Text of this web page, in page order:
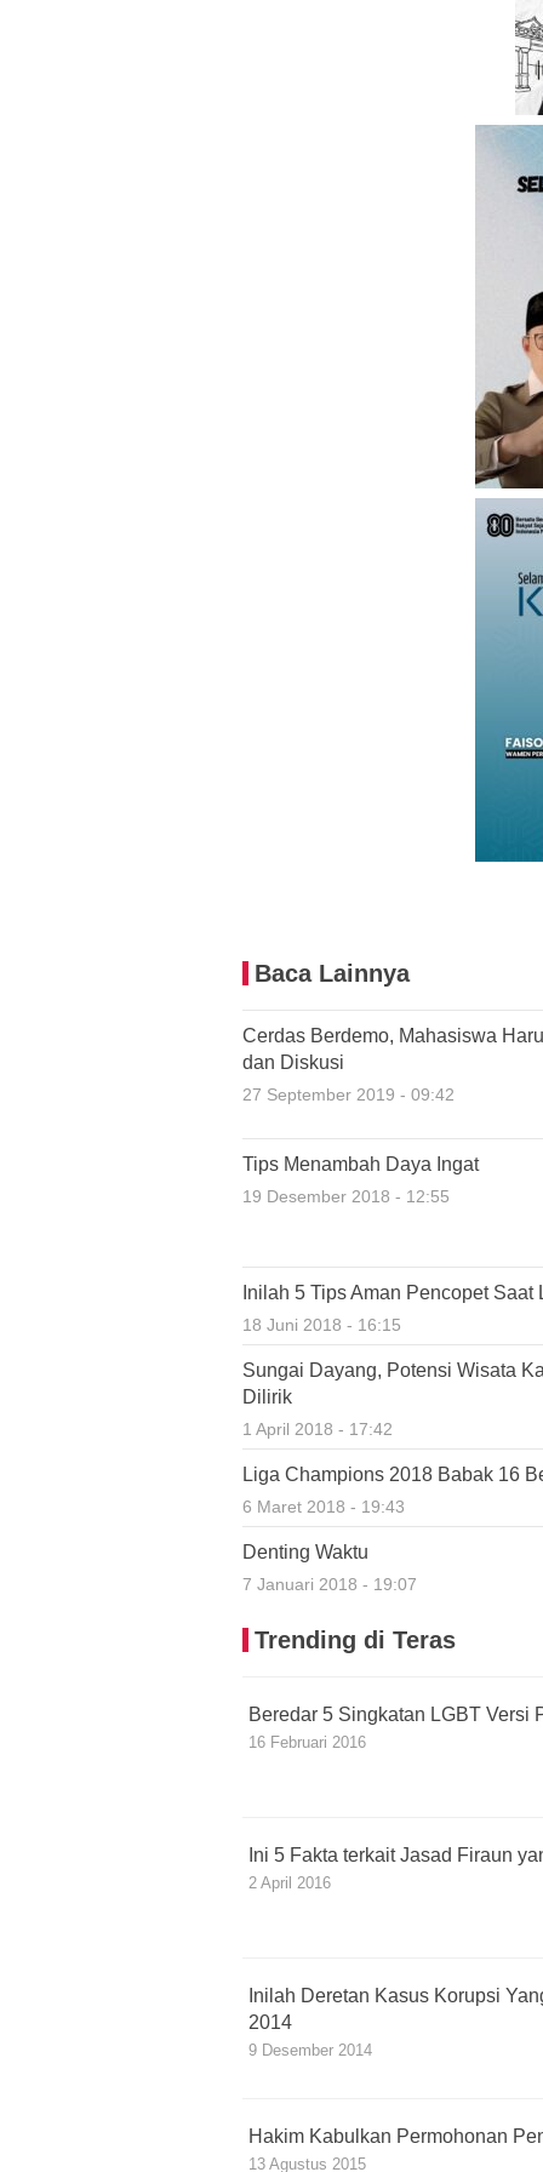
Baca Lainnya
Cerdas Berdemo, Mahasiswa
dan Diskusi
27 September 2019 - 09:42
Tips Menambah Daya Ingat
19 Desember 2018 - 12:55
Inilah 5 Tips Aman Pencopet Saat
18 Juni 2018 - 16:15
Sungai Dayang, Potensi Wisata
Dilirik
1 April 2018 - 17:42
Liga Champions 2018 Babak 16
6 Maret 2018 - 19:43
Denting Waktu
7 Januari 2018 - 19:07
Trending di Teras
Beredar 5 Singkatan LGBT Versi
16 Februari 2016
Ini 5 Fakta terkait Jasad Firaun
2 April 2016
Inilah Deretan Kasus Korupsi
2014
9 Desember 2014
Hakim Kabulkan Permohonan
13 Agustus 2015